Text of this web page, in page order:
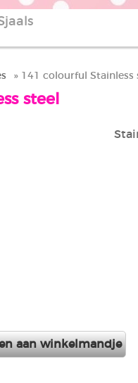
» 141 colourful Stainless
steel